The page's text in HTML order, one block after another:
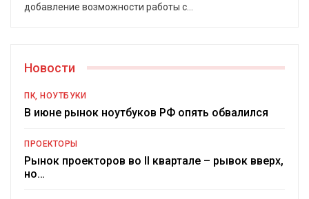
добавление возможности работы с
Новости
ПК, НОУТБУКИ
В июне рынок ноутбуков РФ опять обвалился
ПРОЕКТОРЫ
Рынок проекторов во II квартале – рывок вверх,
но…